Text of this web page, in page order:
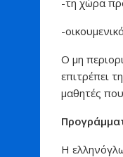
-
Ο μη
επιτρέπει
μαθητές
Η